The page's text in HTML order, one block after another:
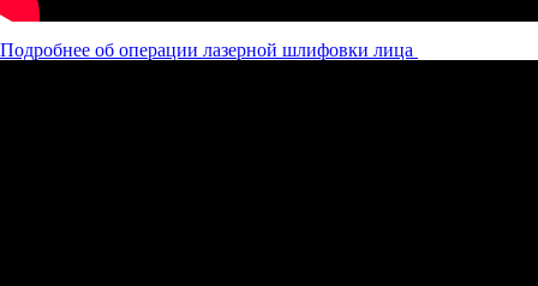
Подробнее об операции лазерной шлифовки лица